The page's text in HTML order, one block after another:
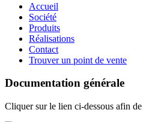
Accueil
Société
Produits
Réalisations
Contact
Trouver un point de vente
Documentation générale
Cliquer sur le lien ci-dessous afin